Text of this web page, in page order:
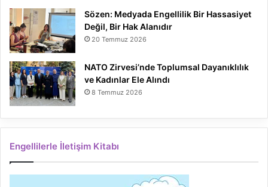
Sözen: Medyada Engellilik Bir Hassasiyet
Değil, Bir Hak Alanıdır
20 Temmuz 2026
NATO Zirvesi’nde Toplumsal Dayanıklılık
ve Kadınlar Ele Alındı
8 Temmuz 2026
Engellilerle İletişim Kitabı